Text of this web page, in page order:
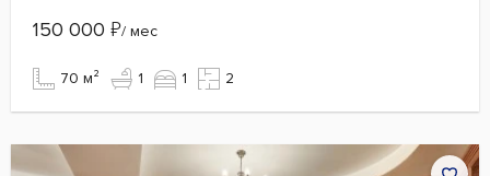
150 000 ₽/ мес
70 м² 1 1 2